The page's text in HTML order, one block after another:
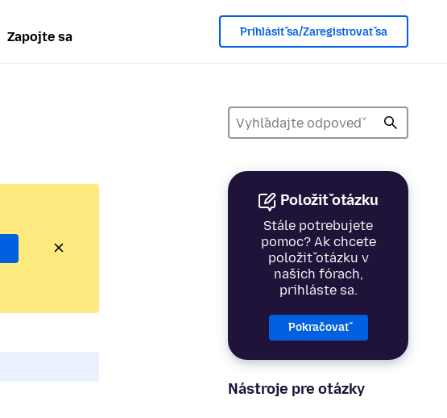
Zapojte sa Prihlásiť sa/Zaregistrovať sa
Položiť otázku
Stále potrebujete
pomoc? Ak chcete
položiť otázku v
našich fórach,
prihláste sa.
Pokračovať
Nástroje pre otázky